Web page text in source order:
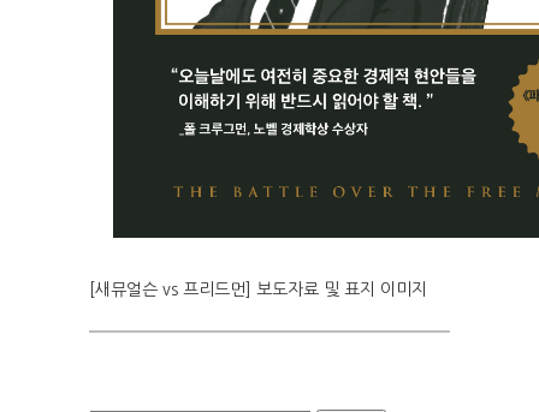
[새뮤얼슨 vs 프리드먼] 보도자료 및 표지 이미지